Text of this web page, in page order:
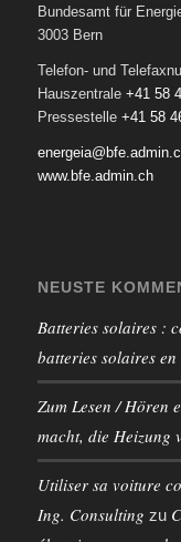
Bundesamt für
3003 Bern
Telefon- und
Hauszentrale +41 58
Pressestelle +41 58
www.bfe.admin.ch
NEUSTE
Batteries solaires :
batteries solaires
Zum Lesen / Hören
macht, die Heizung
Utiliser sa voiture
Ing. Consulting zu